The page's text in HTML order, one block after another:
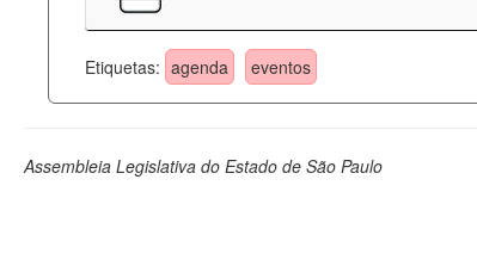
Etiquetas: agenda eventos
Assembleia Legislativa do Estado de São Paulo